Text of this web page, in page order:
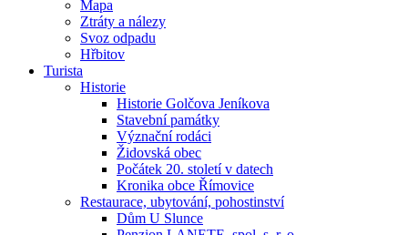
Mapa
Ztráty a nálezy
Svoz odpadu
Hřbitov
Turista
Historie
Historie Golčova Jeníkova
Stavební památky
Význační rodáci
Židovská obec
Počátek 20. století v datech
Kronika obce Římovice
Restaurace, ubytování, pohostinství
Dům U Slunce